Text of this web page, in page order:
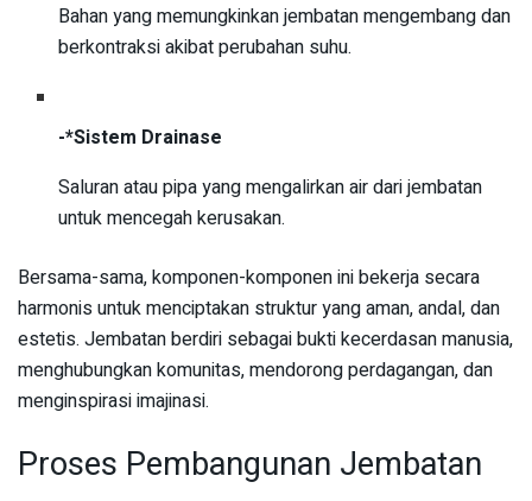
Bahan yang memungkinkan jembatan mengembang dan
berkontraksi akibat perubahan suhu.
-*Sistem Drainase
Saluran atau pipa yang mengalirkan air dari jembatan
untuk mencegah kerusakan.
Bersama-sama, komponen-komponen ini bekerja secara
harmonis untuk menciptakan struktur yang aman, andal, dan
estetis. Jembatan berdiri sebagai bukti kecerdasan manusia,
menghubungkan komunitas, mendorong perdagangan, dan
menginspirasi imajinasi.
Proses Pembangunan Jembatan